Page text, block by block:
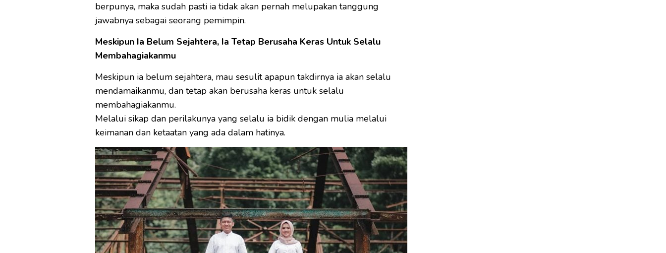
berpunya, maka sudah pasti ia tidak akan pernah melupakan tanggung
jawabnya sebagai seorang pemimpin.
Meskipun Ia Belum Sejahtera, Ia Tetap Berusaha Keras Untuk Selalu
Membahagiakanmu
Meskipun ia belum sejahtera, mau sesulit apapun takdirnya ia akan selalu
mendamaikanmu, dan tetap akan berusaha keras untuk selalu
membahagiakanmu.
Melalui sikap dan perilakunya yang selalu ia bidik dengan mulia melalui
keimanan dan ketaatan yang ada dalam hatinya.